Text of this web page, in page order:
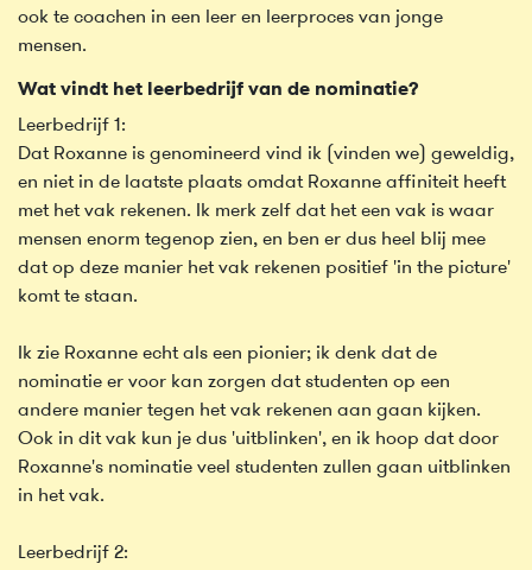
ook te coachen in een leer en leerproces van jonge
mensen.
Wat vindt het leerbedrijf van de nominatie?
Leerbedrijf 1:
Dat Roxanne is genomineerd vind ik (vinden we) geweldig,
en niet in de laatste plaats omdat Roxanne affiniteit heeft
met het vak rekenen. Ik merk zelf dat het een vak is waar
mensen enorm tegenop zien, en ben er dus heel blij mee
dat op deze manier het vak rekenen positief 'in the picture'
komt te staan.
Ik zie Roxanne echt als een pionier; ik denk dat de
nominatie er voor kan zorgen dat studenten op een
andere manier tegen het vak rekenen aan gaan kijken.
Ook in dit vak kun je dus 'uitblinken', en ik hoop dat door
Roxanne's nominatie veel studenten zullen gaan uitblinken
in het vak.
Leerbedrijf 2: